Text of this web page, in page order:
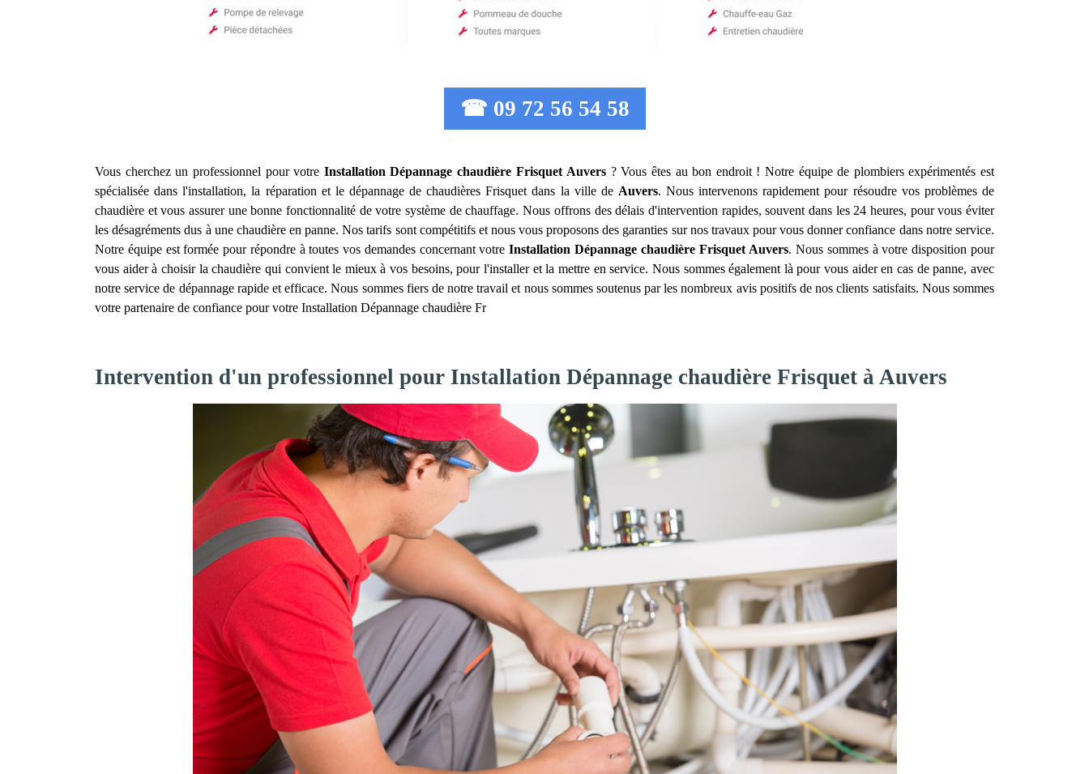
☎ 09 72 56 54 58
Vous cherchez un professionnel pour votre Installation Dépannage chaudière Frisquet Auvers ? Vous êtes au bon endroit ! Notre équipe de plombiers expérimentés est
spécialisée dans l'installation, la réparation et le dépannage de chaudières Frisquet dans la ville de Auvers. Nous intervenons rapidement pour résoudre vos problèmes de
chaudière et vous assurer une bonne fonctionnalité de votre système de chauffage. Nous offrons des délais d'intervention rapides, souvent dans les 24 heures, pour vous éviter
les désagréments dus à une chaudière en panne. Nos tarifs sont compétitifs et nous vous proposons des garanties sur nos travaux pour vous donner confiance dans notre service.
Notre équipe est formée pour répondre à toutes vos demandes concernant votreInstallation Dépannage chaudière Frisquet Auvers. Nous sommes à votre disposition pour
vous aider à choisir la chaudière qui convient le mieux à vos besoins, pour l'installer et la mettre en service. Nous sommes également là pour vous aider en cas de panne, avec
notre service de dépannage rapide et efficace. Nous sommes fiers de notre travail et nous sommes soutenus par les nombreux avis positifs de nos clients satisfaits. Nous sommes
votre partenaire de confiance pour votre Installation Dépannage chaudière Fr
Intervention d'un professionnel pour Installation Dépannage chaudière Frisquet à Auvers